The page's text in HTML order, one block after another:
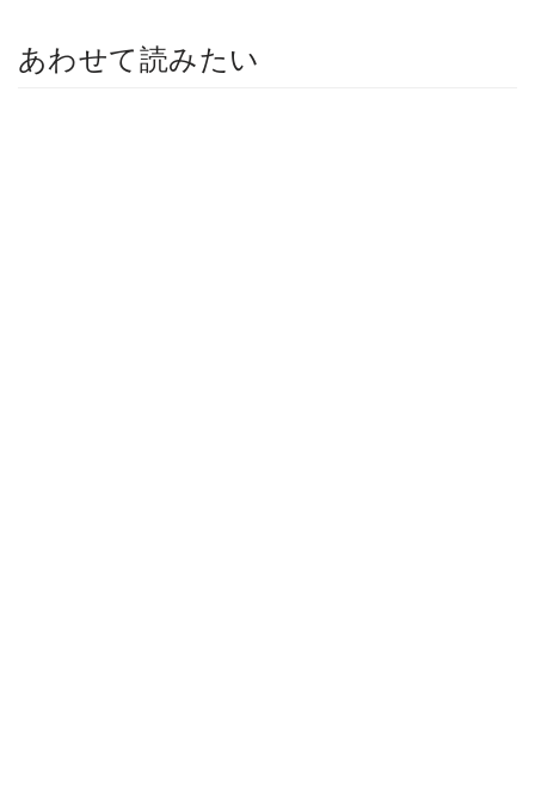
あわせて読みたい